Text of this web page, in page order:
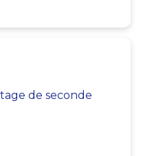
de seconde